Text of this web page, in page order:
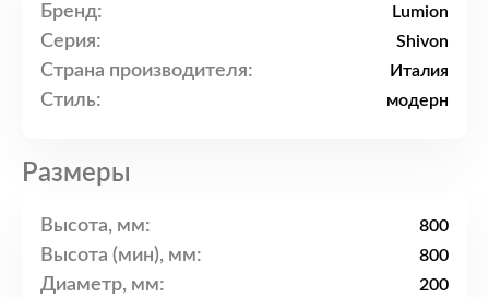
Бренд: Lumion
Серия: Shivon
Страна производителя: Италия
Стиль: модерн
Размеры
Высота, мм: 800
Высота (мин), мм: 800
Диаметр, мм: 200